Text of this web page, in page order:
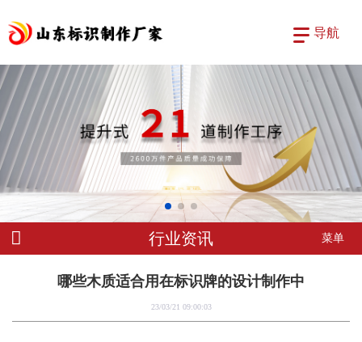
导航
行业资讯 菜单
哪些木质适合用在标识牌的设计制作中
23/03/21 09:00:03